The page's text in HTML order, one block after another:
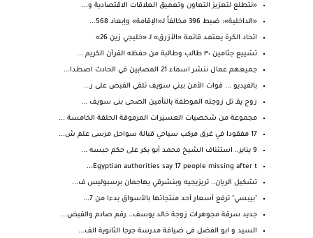
«نتطلع لتعزيز التعاون وتعميق العلاقات الاقتصادية و...
«الداخلية»: ضبط 396 مخالفاً لـ«الإقامة» وإبعاد 568...
اتحاد الكرة يعتمد قائمة «الأزرق» لـ «خليجي زين 26»
تشييع جثامين ٣٠ طالب وطالبة من حفظه القرآن الكريم ...
جميعهم عمال ننشر اسماء 21 المصابين في الحادث اصطدا...
بالفيديو ... قوات الأمن ببني سويف تلقي القبض على ر...
زوج يقـ تل زوجته الموظفة بالتأمين الصحى بنى سويف ...
مجموعة من شخصيات العسيرات المرموقة الحلقة الخامسة ...
17 مفقودا في غرق مركب سياحي قبالة سواحل مرسى علم ش...
9 يناير.. استئناف الشيخ محمد أبو بكر على حكم حبسه ...
Egyptian authorities say 17 people missing after t...
تشكيل الريان.. تريزيجيه وبنشرقي يهاجمان برسبوليس ف...
"بيبسي" ترفع أسعار أحد منتجاتها بالأسواق بدءا من 7...
جديد سرقة مجوهرات زوجة خالد يوسف.. رقم صادم والقبض...
السيد و ابو الفضل فى ضيافة مدرسة جرجا الثانوية الف...